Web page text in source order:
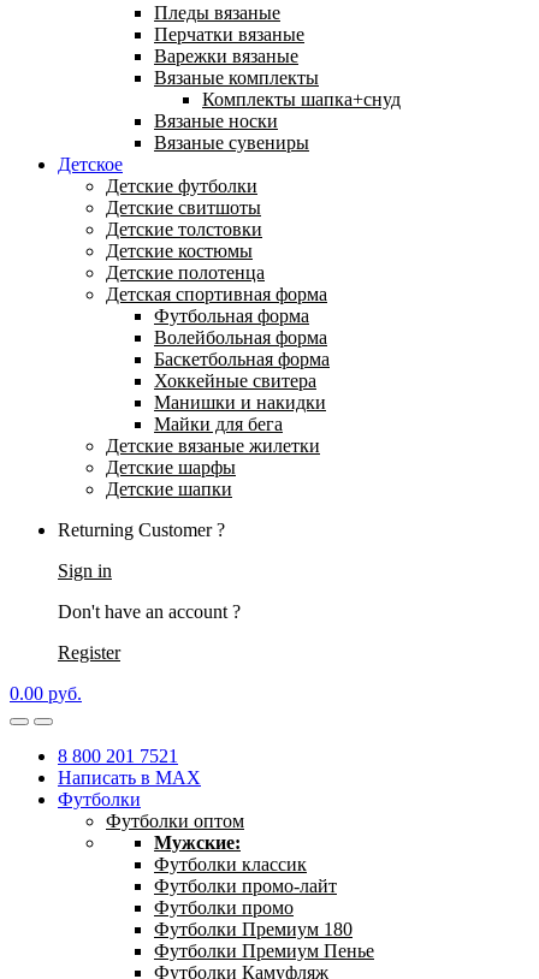
Пледы вязаные
Перчатки вязаные
Варежки вязаные
Вязаные комплекты
Комплекты шапка+снуд
Вязаные носки
Вязаные сувениры
Детское
Детские футболки
Детские свитшоты
Детские толстовки
Детские костюмы
Детские полотенца
Детская спортивная форма
Футбольная форма
Волейбольная форма
Баскетбольная форма
Хоккейные свитера
Манишки и накидки
Майки для бега
Детские вязаные жилетки
Детские шарфы
Детские шапки
Returning Customer ?
Sign in
Don't have an account ?
Register
0.00 руб.
8 800 201 7521
Написать в MAX
Футболки
Футболки оптом
Мужские:
Футболки классик
Футболки промо-лайт
Футболки промо
Футболки Премиум 180
Футболки Премиум Пенье
Футболки Камуфляж